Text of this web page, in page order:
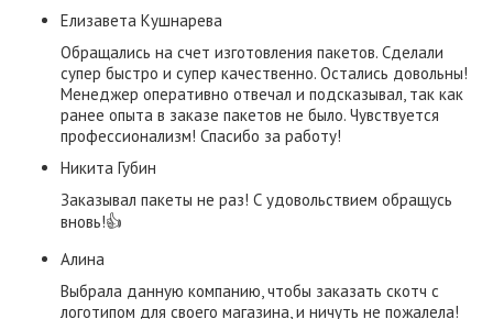
Елизавета Кушнарева
Обращались на счет изготовления пакетов. Сделали
супер быстро и супер качественно. Остались довольны!
Менеджер оперативно отвечал и подсказывал, так как
ранее опыта в заказе пакетов не было. Чувствуется
профессионализм! Спасибо за работу!
​Никита Губин​
Заказывал пакеты не раз! С удовольствием обращусь
вновь!👍
Алина
Выбрала данную компанию, чтобы заказать скотч с
логотипом для своего магазина, и ничуть не пожалела!